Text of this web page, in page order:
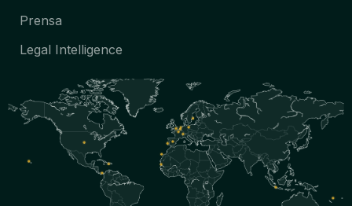
Prensa
Legal Intelligence